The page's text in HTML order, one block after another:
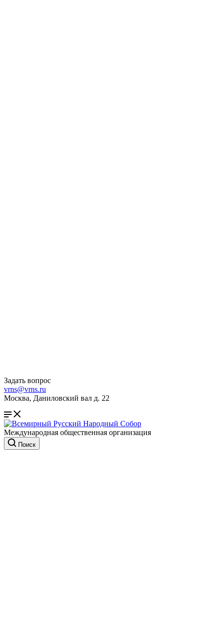
Задать вопрос
vrns@vrns.ru
Москва, Даниловский вал д. 22
Международная общественная организация
Поиск